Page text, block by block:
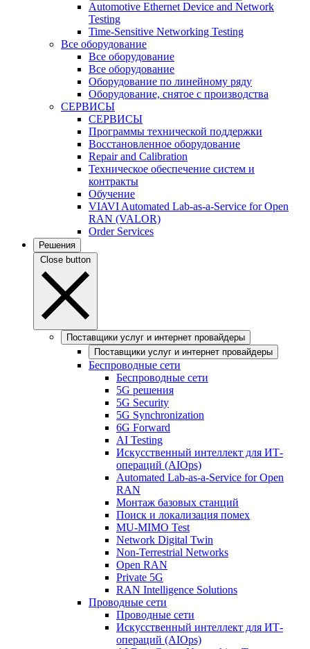
Automotive Ethernet Device and Network
Testing
Time-Sensitive Networking Testing
Все оборудование
Все оборудование
Все оборудование
Оборудование по линейному ряду
Оборудование, снятое с производства
СЕРВИСЫ
СЕРВИСЫ
Программы технической поддержки
Восстановленное оборудование
Repair and Calibration
Техническое обеспечение систем и
контракты
Обучение
VIAVI Automated Lab-as-a-Service for Open
RAN (VALOR)
Order Services
Решения
Close button
Поставщики услуг и интернет провайдеры
Поставщики услуг и интернет провайдеры
Беспроводные сети
Беспроводные сети
5G решения
5G Security
5G Synchronization
6G Forward
AI Testing
Искусственный интеллект для ИТ-
операций (AIOps)
Automated Lab-as-a-Service for Open
RAN
Монтаж базовых станций
Поиск и локализация помех
MU-MIMO Test
Network Digital Twin
Non-Terrestrial Networks
Open RAN
Private 5G
RAN Intelligence Solutions
Проводные сети
Проводные сети
Искусственный интеллект для ИТ-
операций (AIOps)